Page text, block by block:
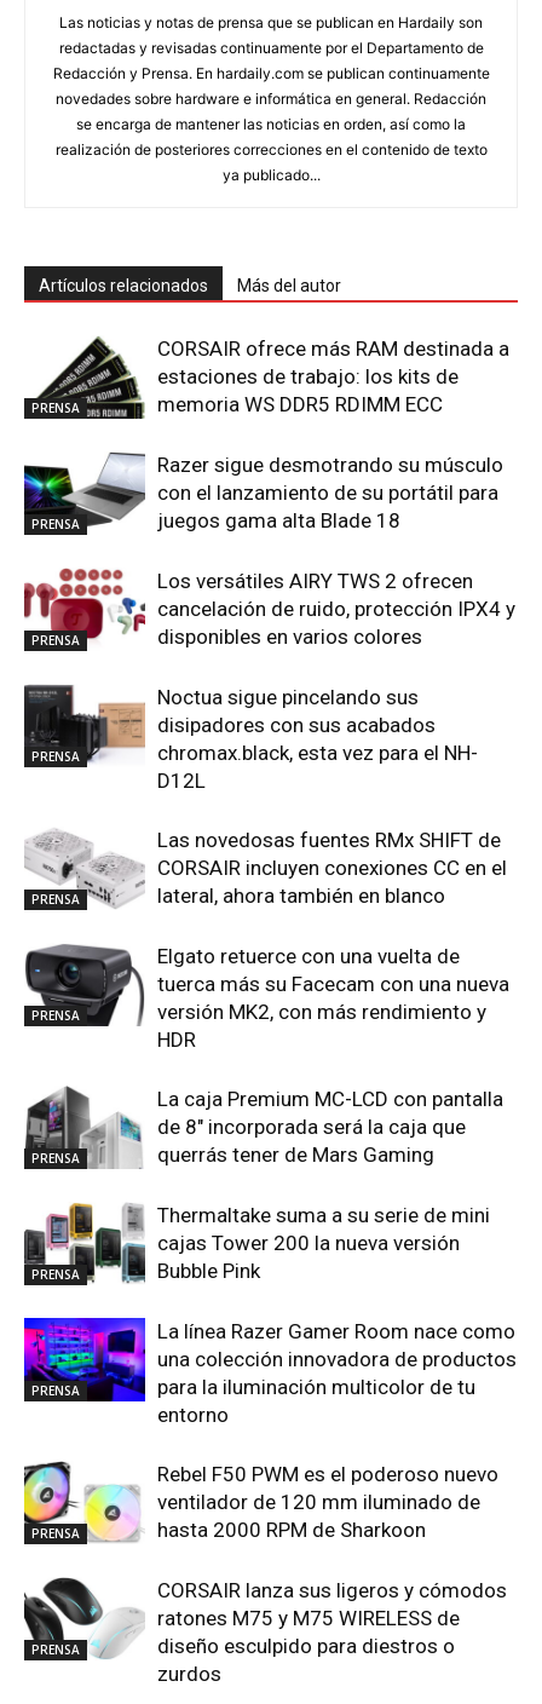
Las noticias y notas de prensa que se publican en Hardaily son
redactadas y revisadas continuamente por el Departamento de
Redacción y Prensa. En hardaily.com se publican continuamente
novedades sobre hardware e informática en general. Redacción
se encarga de mantener las noticias en orden, así como la
realización de posteriores correcciones en el contenido de texto
ya publicado...
Artículos relacionados Más del autor
PRENSA
CORSAIR ofrece más RAM destinada a
estaciones de trabajo: los kits de
memoria WS DDR5 RDIMM ECC
PRENSA
Razer sigue desmotrando su músculo
con el lanzamiento de su portátil para
juegos gama alta Blade 18
PRENSA
Los versátiles AIRY TWS 2 ofrecen
cancelación de ruido, protección IPX4 y
disponibles en varios colores
PRENSA
Noctua sigue pincelando sus
disipadores con sus acabados
chromax.black, esta vez para el NH-
D12L
PRENSA
Las novedosas fuentes RMx SHIFT de
CORSAIR incluyen conexiones CC en el
lateral, ahora también en blanco
PRENSA
Elgato retuerce con una vuelta de
tuerca más su Facecam con una nueva
versión MK2, con más rendimiento y
HDR
PRENSA
La caja Premium MC-LCD con pantalla
de 8″ incorporada será la caja que
querrás tener de Mars Gaming
PRENSA
Thermaltake suma a su serie de mini
cajas Tower 200 la nueva versión
Bubble Pink
PRENSA
La línea Razer Gamer Room nace como
una colección innovadora de productos
para la iluminación multicolor de tu
entorno
PRENSA
Rebel F50 PWM es el poderoso nuevo
ventilador de 120 mm iluminado de
hasta 2000 RPM de Sharkoon
PRENSA
CORSAIR lanza sus ligeros y cómodos
ratones M75 y M75 WIRELESS de
diseño esculpido para diestros o
zurdos